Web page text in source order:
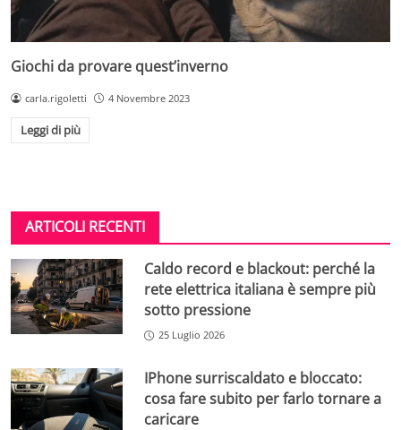
Giochi da provare quest’inverno
carla.rigoletti 4 Novembre 2023
Leggi di più
ARTICOLI RECENTI
Caldo record e blackout: perché la
rete elettrica italiana è sempre più
sotto pressione
25 Luglio 2026
IPhone surriscaldato e bloccato:
cosa fare subito per farlo tornare a
caricare